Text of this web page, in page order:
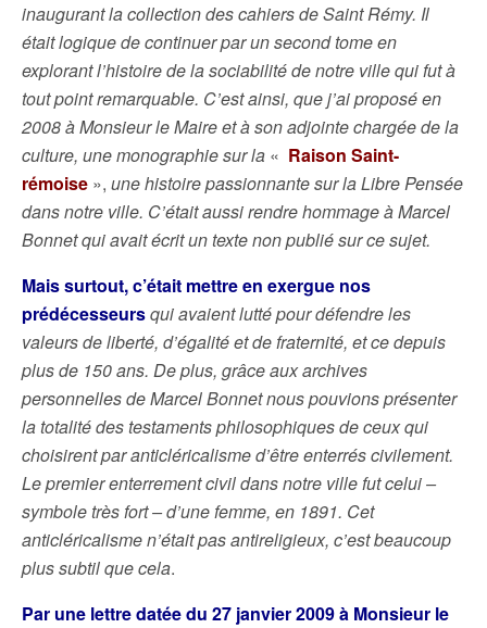
inaugurant la collection des cahiers de Saint Rémy. Il
était logique de continuer par un second tome en
explorant l’histoire de la sociabilité de notre ville qui fut à
tout point remarquable. C’est ainsi, que j’ai proposé en
2008 à Monsieur le Maire et à son adjointe chargée de la
culture, une monographie sur la « Raison Saint-
rémoise », une histoire passionnante sur la Libre Pensée
dans notre ville. C’était aussi rendre hommage à Marcel
Bonnet qui avait écrit un texte non publié sur ce sujet.
Mais surtout, c’était mettre en exergue nos
prédécesseursqui avaient lutté pour défendre les
valeurs de liberté, d’égalité et de fraternité, et ce depuis
plus de 150 ans. De plus, grâce aux archives
personnelles de Marcel Bonnet nous pouvions présenter
la totalité des testaments philosophiques de ceux qui
choisirent par anticléricalisme d’être enterrés civilement.
Le premier enterrement civil dans notre ville fut celui –
symbole très fort – d’une femme, en 1891. Cet
anticléricalisme n’était pas antireligieux, c’est beaucoup
plus subtil que cela.
Par une lettre datée du 27 janvier 2009 à Monsieur le